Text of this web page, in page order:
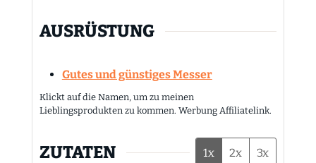
AUSRÜSTUNG
Gutes und günstiges Messer
Klickt auf die Namen, um zu meinen
Lieblingsprodukten zu kommen. Werbung Affiliatelink.
ZUTATEN 1x 2x 3x